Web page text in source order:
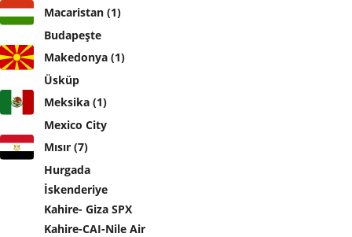
Macaristan (1)
Budapeşte
Makedonya (1)
Üsküp
Meksika (1)
Mexico City
Mısır (7)
Hurgada
İskenderiye
Kahire- Giza SPX
Kahire-CAI-Nile Air